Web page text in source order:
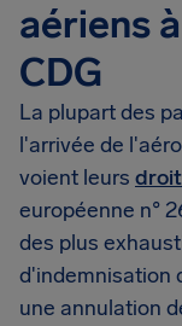
aériens
CDG
La plupart des
l'arrivée de
voient leurs
européenne n°
des plus
d'indemnisation
une annulation